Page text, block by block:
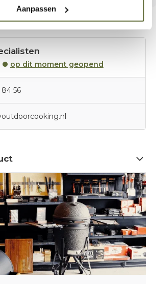
Aanpassen
op dit moment geopend
84 56